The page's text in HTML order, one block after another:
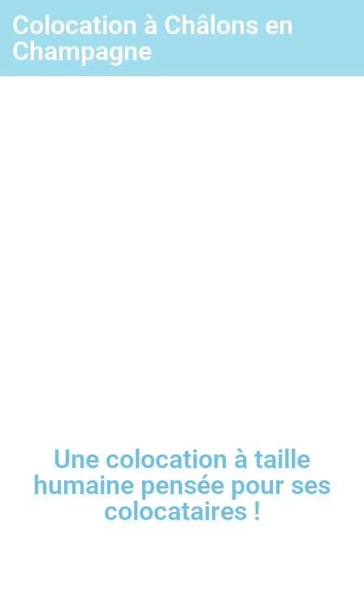
Colocation à Châlons en
Champagne
Une colocation à taille
humaine pensée pour ses
colocataires !